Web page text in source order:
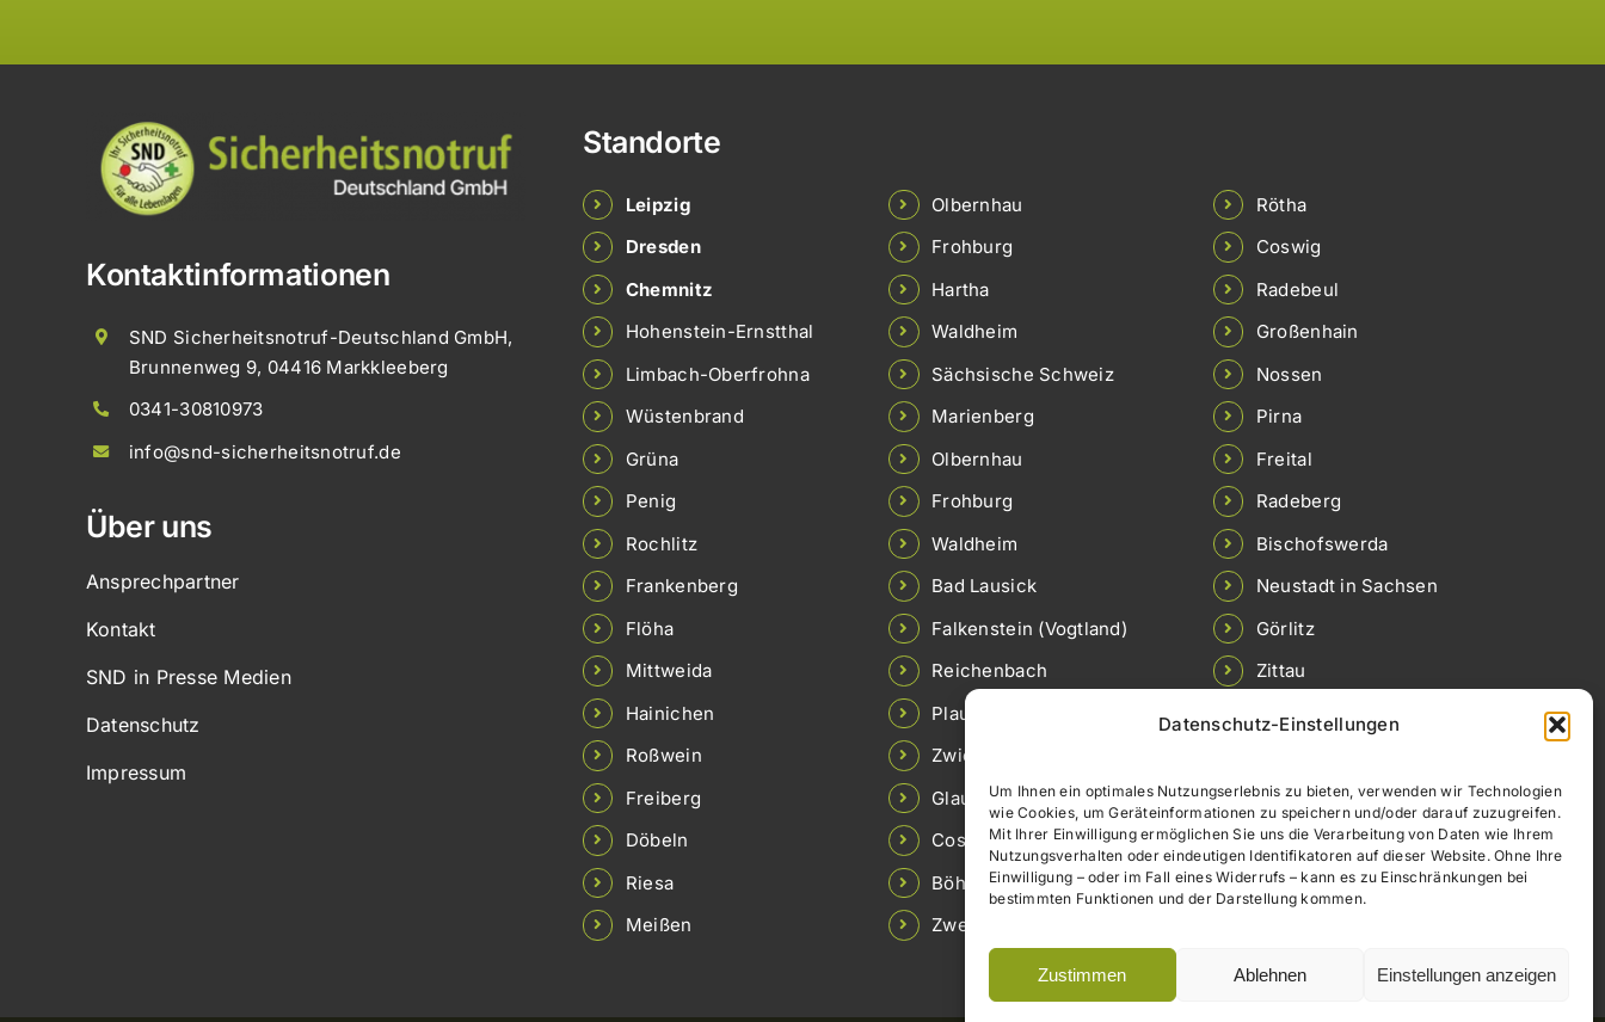
Datenschutz-Einstellungen
Um Ihnen ein optimales Nutzungserlebnis zu bieten, verwenden wir Technologien
wie Cookies, um Geräteinformationen zu speichern und/oder darauf zuzugreifen.
Mit Ihrer Einwilligung ermöglichen Sie uns die Verarbeitung von Daten wie Ihrem
Nutzungsverhalten oder eindeutigen Identifikatoren auf dieser Website. Ohne Ihre
Einwilligung – oder im Fall eines Widerrufs – kann es zu Einschränkungen bei
bestimmten Funktionen und der Darstellung kommen.
Zustimmen Ablehnen Einstellungen anzeigen
Kontaktinformationen
SND Sicherheitsnotruf-Deutschland GmbH,
Brunnenweg 9, 04416 Markkleeberg
0341-30810973
info@snd-sicherheitsnotruf.de
Über uns
Ansprechpartner
Kontakt
SND in Presse Medien
Datenschutz
Impressum
Standorte
Leipzig
Dresden
Chemnitz
Hohenstein-Ernstthal
Limbach-Oberfrohna
Wüstenbrand
Grüna
Penig
Rochlitz
Frankenberg
Flöha
Mittweida
Hainichen
Roßwein
Freiberg
Döbeln
Riesa
Meißen
Olbernhau
Frohburg
Hartha
Waldheim
Sächsische Schweiz
Marienberg
Olbernhau
Frohburg
Waldheim
Bad Lausick
Falkenstein (Vogtland)
Reichenbach
Plauen
Zwickau
Glauchau
Coswig
Böhlen
Zwenkau
Rötha
Coswig
Radebeul
Großenhain
Nossen
Pirna
Freital
Radeberg
Bischofswerda
Neustadt in Sachsen
Görlitz
Zittau
Löbau
Brandis
Colditz
Meerane